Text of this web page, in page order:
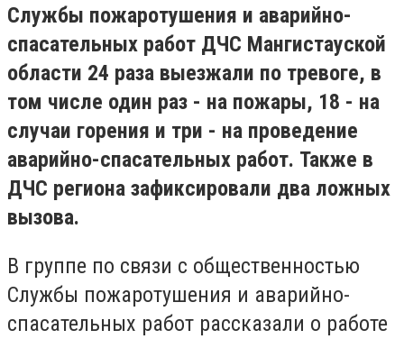
Службы пожаротушения и аварийно-
спасательных работ ДЧС Мангистауской
области 24 раза выезжали по тревоге, в
том числе один раз - на пожары, 18 - на
случаи горения и три - на проведение
аварийно-спасательных работ. Также в
ДЧС региона зафиксировали два ложных
вызова.
В группе по связи с общественностью
Службы пожаротушения и аварийно-
спасательных работ рассказали о работе